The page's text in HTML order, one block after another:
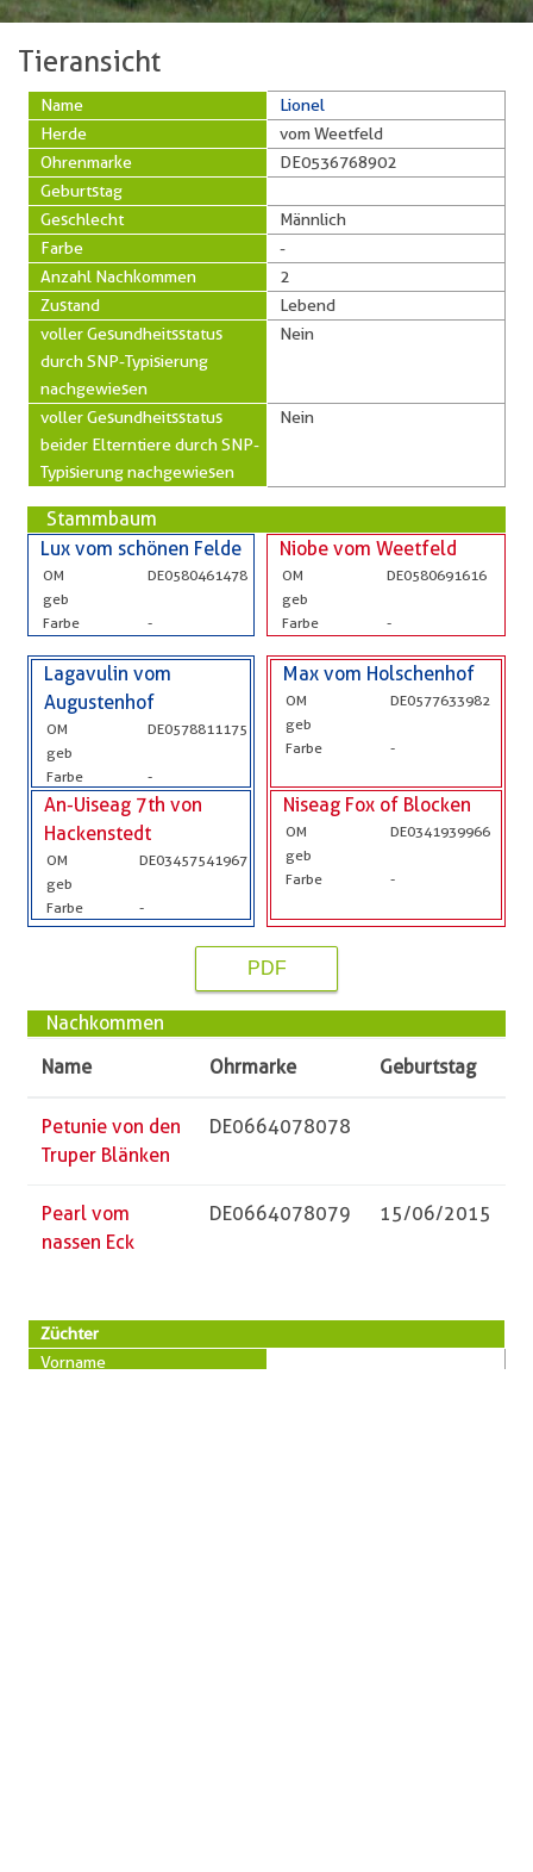
Tieransicht
Name
Lionel
Herde
vom Weetfeld
Ohrenmarke
DE0536768902
Geburtstag
Geschlecht
Männlich
Farbe
-
Anzahl Nachkommen
2
Zustand
Lebend
voller Gesundheitsstatus
durch SNP-Typisierung
nachgewiesen
Nein
voller Gesundheitsstatus
beider Elterntiere durch SNP-
Typisierung nachgewiesen
Nein
Stammbaum
Lux vom schönen Felde
OM
DE0580461478
geb
Farbe
-
Niobe vom Weetfeld
OM
DE0580691616
geb
Farbe
-
Lagavulin vom
Augustenhof
OM
DE0578811175
geb
Farbe
-
An-Uiseag 7th von
Hackenstedt
OM
DE03457541967
geb
Farbe
-
Max vom Holschenhof
OM
DE0577633982
geb
Farbe
-
Niseag Fox of Blocken
OM
DE0341939966
geb
Farbe
-
PDF
Nachkommen
Name
Ohrmarke Geburtstag
Petunie von den
Truper Blänken
DE0664078078
Pearl vom
nassen Eck
DE0664078079 15/06/2015
Züchter
Vorname